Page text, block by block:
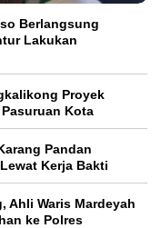
Berlangsung
Lakukan
Proyek
Kota
Pandan
Kerja Bakti
Ahli Waris Mardeyah
ke Polres